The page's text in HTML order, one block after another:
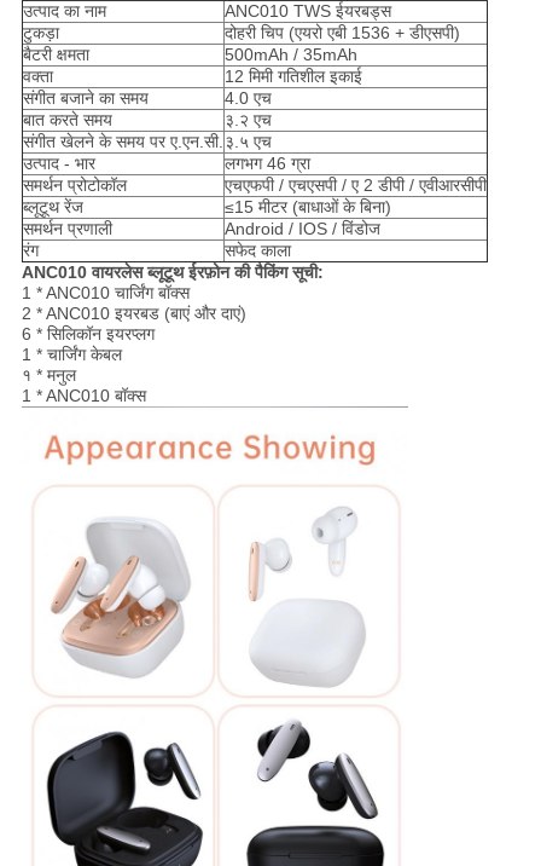
उत्पाद का नाम
ANC010 TWS ईयरबड्स
टुकड़ा
दोहरी चिप (एयरो एबी 1536 + डीएसपी)
बैटरी क्षमता
500mAh / 35mAh
वक्ता
12 मिमी गतिशील इकाई
संगीत बजाने का समय
4.0 एच
बात करते समय
३.२ एच
संगीत खेलने के समय पर ए.एन.सी.३.५ एच
उत्पाद - भार
लगभग 46 ग्रा
समर्थन प्रोटोकॉल
एचएफपी / एचएसपी / ए 2 डीपी / एवीआरसीपी
ब्लूटूथ रेंज
≤15 मीटर (बाधाओं के बिना)
समर्थन प्रणाली
Android / IOS / विंडोज
रंग
सफेद काला
ANC010 वायरलेस ब्लूटूथ ईरफ़ोन की पैकिंग सूची:
1 * ANC010 चार्जिंग बॉक्स
2 * ANC010 इयरबड (बाएं और दाएं)
6 * सिलिकॉन इयरप्लग
1 * चार्जिंग केबल
१ * मनुल
1 * ANC010 बॉक्स